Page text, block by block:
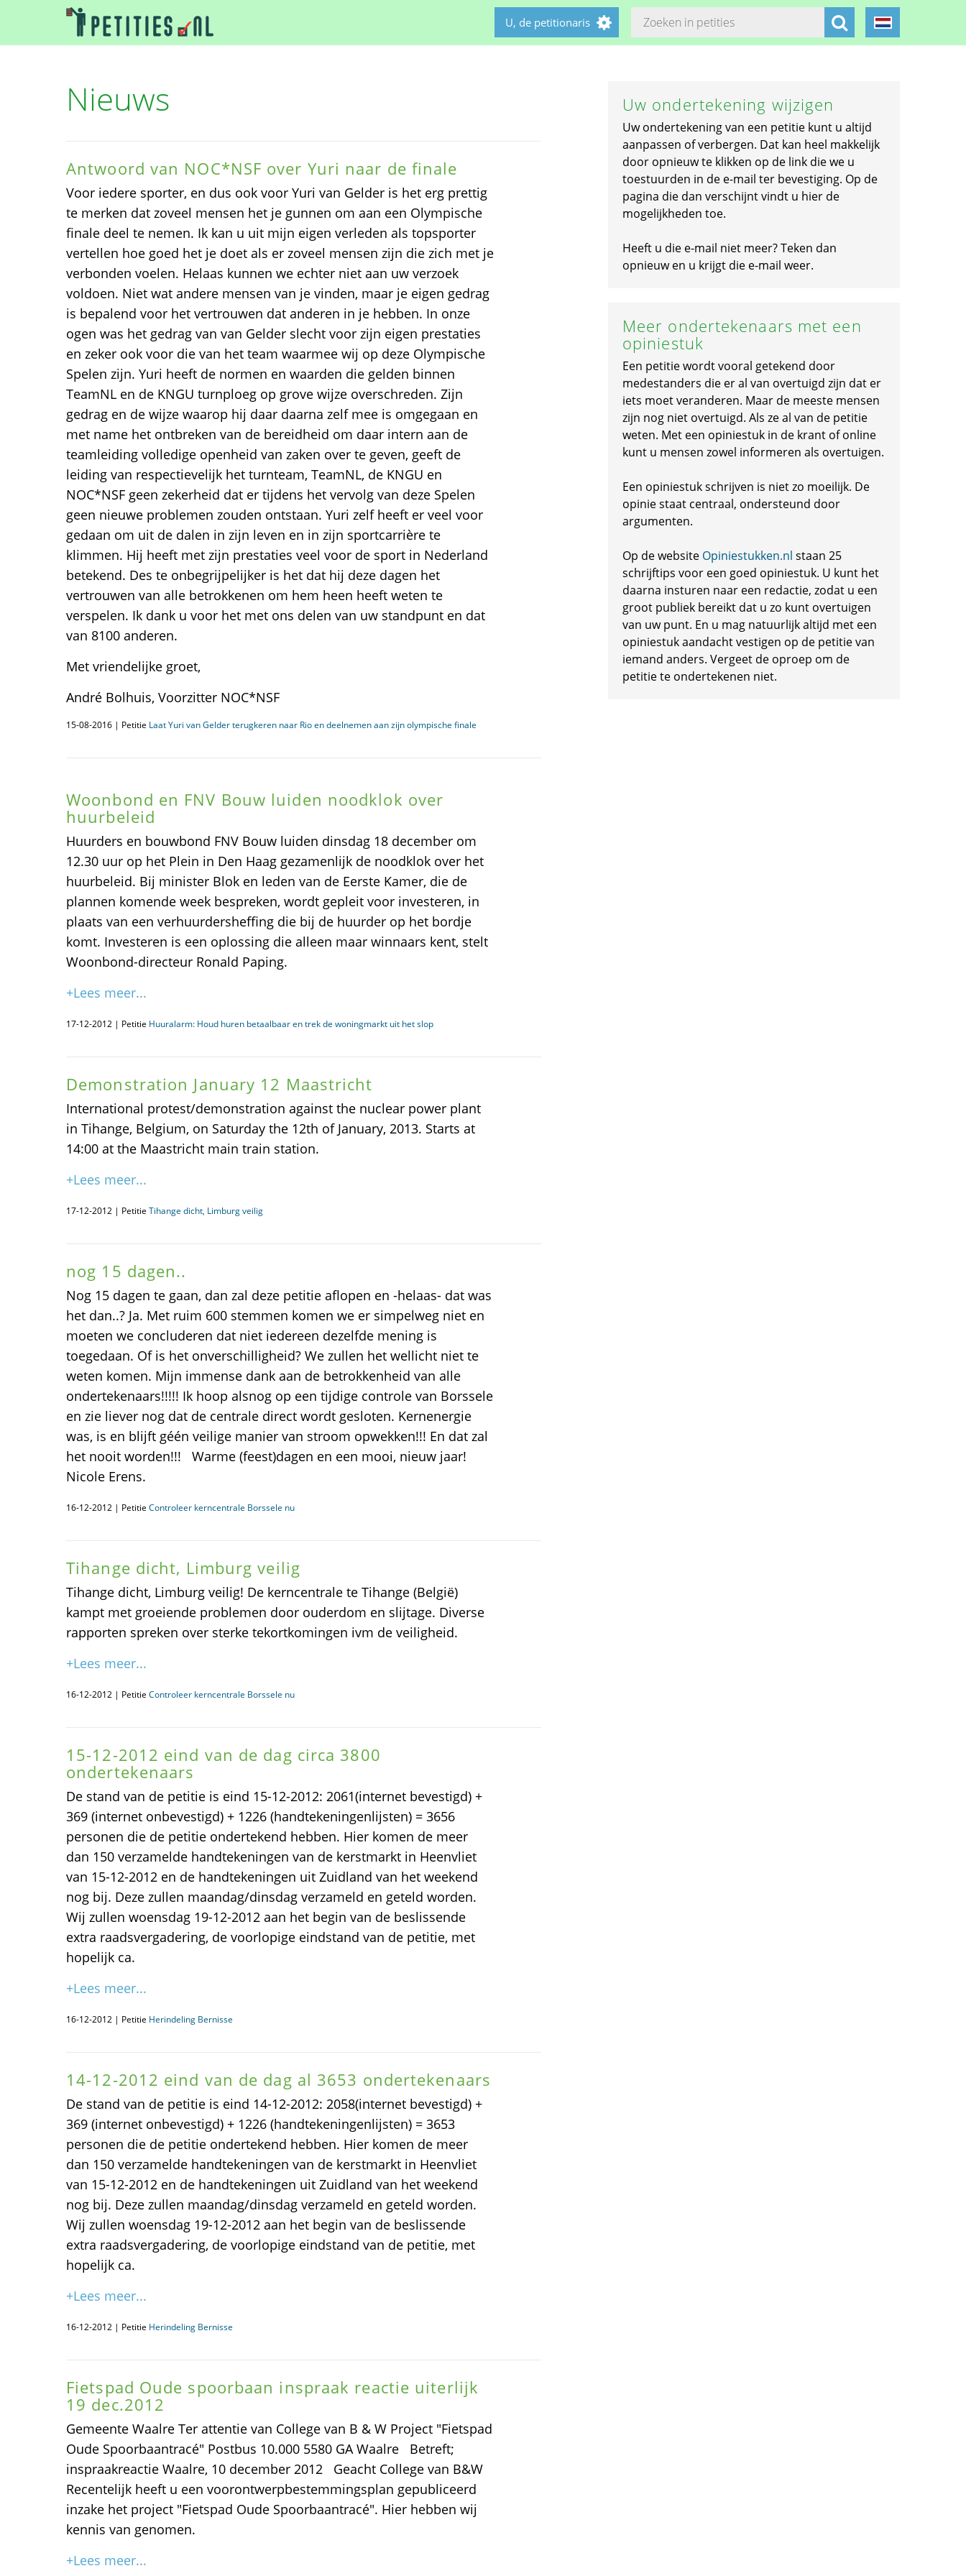
U, de petitionaris
Nieuws
Antwoord van NOC*NSF over Yuri naar de finale
Voor iedere sporter, en dus ook voor Yuri van Gelder is het erg prettig
te merken dat zoveel mensen het je gunnen om aan een Olympische
finale deel te nemen. Ik kan u uit mijn eigen verleden als topsporter
vertellen hoe goed het je doet als er zoveel mensen zijn die zich met je
verbonden voelen. Helaas kunnen we echter niet aan uw verzoek
voldoen. Niet wat andere mensen van je vinden, maar je eigen gedrag
is bepalend voor het vertrouwen dat anderen in je hebben. In onze
ogen was het gedrag van van Gelder slecht voor zijn eigen prestaties
en zeker ook voor die van het team waarmee wij op deze Olympische
Spelen zijn. Yuri heeft de normen en waarden die gelden binnen
TeamNL en de KNGU turnploeg op grove wijze overschreden. Zijn
gedrag en de wijze waarop hij daar daarna zelf mee is omgegaan en
met name het ontbreken van de bereidheid om daar intern aan de
teamleiding volledige openheid van zaken over te geven, geeft de
leiding van respectievelijk het turnteam, TeamNL, de KNGU en
NOC*NSF geen zekerheid dat er tijdens het vervolg van deze Spelen
geen nieuwe problemen zouden ontstaan. Yuri zelf heeft er veel voor
gedaan om uit de dalen in zijn leven en in zijn sportcarrière te
klimmen. Hij heeft met zijn prestaties veel voor de sport in Nederland
betekend. Des te onbegrijpelijker is het dat hij deze dagen het
vertrouwen van alle betrokkenen om hem heen heeft weten te
verspelen. Ik dank u voor het met ons delen van uw standpunt en dat
van 8100 anderen.
Met vriendelijke groet,
André Bolhuis, Voorzitter NOC*NSF
15-08-2016 | Petitie Laat Yuri van Gelder terugkeren naar Rio en deelnemen aan zijn olympische finale
Woonbond en FNV Bouw luiden noodklok over
huurbeleid
Huurders en bouwbond FNV Bouw luiden dinsdag 18 december om
12.30 uur op het Plein in Den Haag gezamenlijk de noodklok over het
huurbeleid. Bij minister Blok en leden van de Eerste Kamer, die de
plannen komende week bespreken, wordt gepleit voor investeren, in
plaats van een verhuurdersheffing die bij de huurder op het bordje
komt. Investeren is een oplossing die alleen maar winnaars kent, stelt
Woonbond-directeur Ronald Paping.
+Lees meer...
17-12-2012 | Petitie Huuralarm: Houd huren betaalbaar en trek de woningmarkt uit het slop
Demonstration January 12 Maastricht
International protest/demonstration against the nuclear power plant
in Tihange, Belgium, on Saturday the 12th of January, 2013. Starts at
14:00 at the Maastricht main train station.
+Lees meer...
17-12-2012 | Petitie Tihange dicht, Limburg veilig
nog 15 dagen..
Nog 15 dagen te gaan, dan zal deze petitie aflopen en -helaas- dat was
het dan..? Ja. Met ruim 600 stemmen komen we er simpelweg niet en
moeten we concluderen dat niet iedereen dezelfde mening is
toegedaan. Of is het onverschilligheid? We zullen het wellicht niet te
weten komen. Mijn immense dank aan de betrokkenheid van alle
ondertekenaars!!!!! Ik hoop alsnog op een tijdige controle van Borssele
en zie liever nog dat de centrale direct wordt gesloten. Kernenergie
was, is en blijft géén veilige manier van stroom opwekken!!! En dat zal
het nooit worden!!! Warme (feest)dagen en een mooi, nieuw jaar!
Nicole Erens.
16-12-2012 | Petitie Controleer kerncentrale Borssele nu
Tihange dicht, Limburg veilig
Tihange dicht, Limburg veilig! De kerncentrale te Tihange (België)
kampt met groeiende problemen door ouderdom en slijtage. Diverse
rapporten spreken over sterke tekortkomingen ivm de veiligheid.
+Lees meer...
16-12-2012 | Petitie Controleer kerncentrale Borssele nu
15-12-2012 eind van de dag circa 3800
ondertekenaars
De stand van de petitie is eind 15-12-2012: 2061(internet bevestigd) +
369 (internet onbevestigd) + 1226 (handtekeningenlijsten) = 3656
personen die de petitie ondertekend hebben. Hier komen de meer
dan 150 verzamelde handtekeningen van de kerstmarkt in Heenvliet
van 15-12-2012 en de handtekeningen uit Zuidland van het weekend
nog bij. Deze zullen maandag/dinsdag verzameld en geteld worden.
Wij zullen woensdag 19-12-2012 aan het begin van de beslissende
extra raadsvergadering, de voorlopige eindstand van de petitie, met
hopelijk ca.
+Lees meer...
16-12-2012 | Petitie Herindeling Bernisse
14-12-2012 eind van de dag al 3653 ondertekenaars
De stand van de petitie is eind 14-12-2012: 2058(internet bevestigd) +
369 (internet onbevestigd) + 1226 (handtekeningenlijsten) = 3653
personen die de petitie ondertekend hebben. Hier komen de meer
dan 150 verzamelde handtekeningen van de kerstmarkt in Heenvliet
van 15-12-2012 en de handtekeningen uit Zuidland van het weekend
nog bij. Deze zullen maandag/dinsdag verzameld en geteld worden.
Wij zullen woensdag 19-12-2012 aan het begin van de beslissende
extra raadsvergadering, de voorlopige eindstand van de petitie, met
hopelijk ca.
+Lees meer...
16-12-2012 | Petitie Herindeling Bernisse
Fietspad Oude spoorbaan inspraak reactie uiterlijk
19 dec.2012
Gemeente Waalre Ter attentie van College van B & W Project "Fietspad
Oude Spoorbaantracé" Postbus 10.000 5580 GA Waalre Betreft;
inspraakreactie Waalre, 10 december 2012 Geacht College van B&W
Recentelijk heeft u een voorontwerpbestemmingsplan gepubliceerd
inzake het project "Fietspad Oude Spoorbaantracé". Hier hebben wij
kennis van genomen.
+Lees meer...
Uw ondertekening wijzigen
Uw ondertekening van een petitie kunt u altijd
aanpassen of verbergen. Dat kan heel makkelijk
door opnieuw te klikken op de link die we u
toestuurden in de e-mail ter bevestiging. Op de
pagina die dan verschijnt vindt u hier de
mogelijkheden toe.
Heeft u die e-mail niet meer? Teken dan
opnieuw en u krijgt die e-mail weer.
Meer ondertekenaars met een
opiniestuk
Een petitie wordt vooral getekend door
medestanders die er al van overtuigd zijn dat er
iets moet veranderen. Maar de meeste mensen
zijn nog niet overtuigd. Als ze al van de petitie
weten. Met een opiniestuk in de krant of online
kunt u mensen zowel informeren als overtuigen.
Een opiniestuk schrijven is niet zo moeilijk. De
opinie staat centraal, ondersteund door
argumenten.
Op de website Opiniestukken.nl staan 25
schrijftips voor een goed opiniestuk. U kunt het
daarna insturen naar een redactie, zodat u een
groot publiek bereikt dat u zo kunt overtuigen
van uw punt. En u mag natuurlijk altijd met een
opiniestuk aandacht vestigen op de petitie van
iemand anders. Vergeet de oproep om de
petitie te ondertekenen niet.